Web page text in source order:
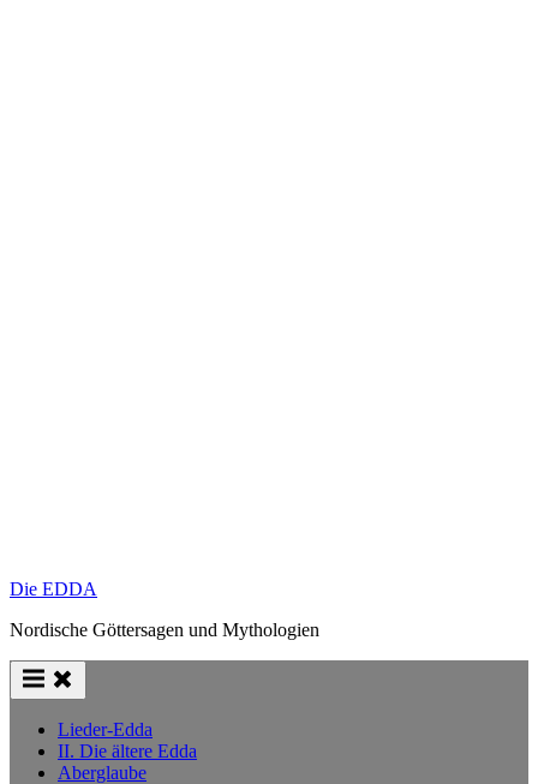
Die EDDA
Nordische Göttersagen und Mythologien
Lieder-Edda
II. Die ältere Edda
Aberglaube